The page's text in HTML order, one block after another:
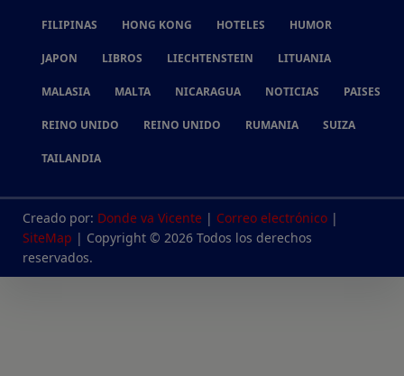
FILIPINAS HONG KONG HOTELES HUMOR
JAPON LIBROS LIECHTENSTEIN LITUANIA
MALASIA MALTA NICARAGUA NOTICIAS PAISES
REINO UNIDO REINO UNIDO RUMANIA SUIZA
TAILANDIA
Creado por: Donde va Vicente | Correo electrónico |
SiteMap | Copyright © 2026 Todos los derechos
reservados.